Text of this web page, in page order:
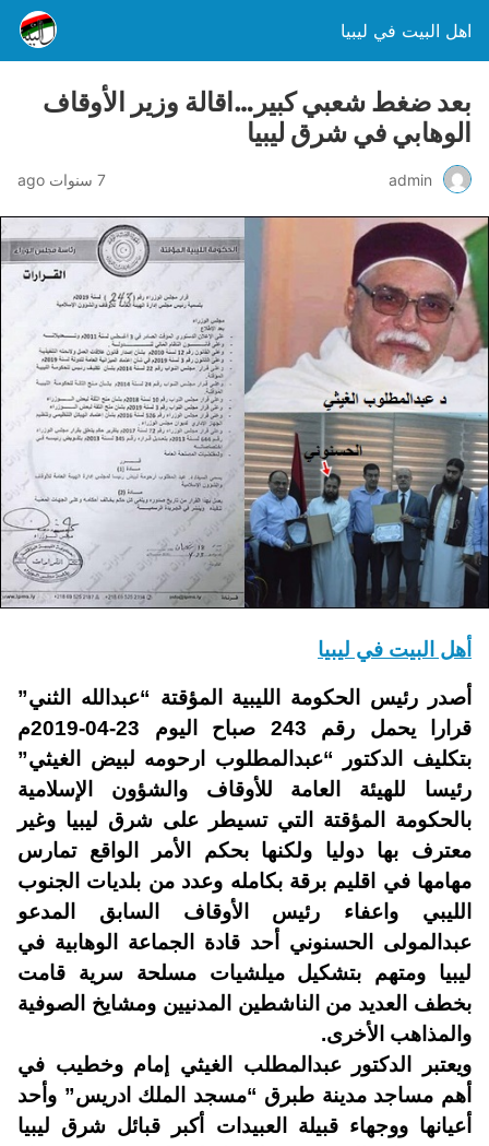
اهل البيت في ليبيا
بعد ضغط شعبي كبير…اقالة وزير الأوقاف
الوهابي في شرق ليبيا
admin 7 سنوات ago
أهل البيت في ليبيا
أصدر رئيس الحكومة الليبية المؤقتة “عبدالله الثني”
قرارا يحمل رقم 243 صباح اليوم 23-04-2019م
بتكليف الدكتور “عبدالمطلوب ارحومه لبيض الغيثي”
رئيسا للهيئة العامة للأوقاف والشؤون الإسلامية
بالحكومة المؤقتة التي تسيطر على شرق ليبيا وغير
معترف بها دوليا ولكنها بحكم الأمر الواقع تمارس
مهامها في اقليم برقة بكامله وعدد من بلديات الجنوب
الليبي واعفاء رئيس الأوقاف السابق المدعو
عبدالمولى الحسنوني أحد قادة الجماعة الوهابية في
ليبيا ومتهم بتشكيل ميلشيات مسلحة سرية قامت
بخطف العديد من الناشطين المدنيين ومشايخ الصوفية
والمذاهب الأخرى.
ويعتبر الدكتور عبدالمطلب الغيثي إمام وخطيب في
أهم مساجد مدينة طبرق “مسجد الملك ادريس” وأحد
أعيانها ووجهاء قبيلة العبيدات أكبر قبائل شرق ليبيا